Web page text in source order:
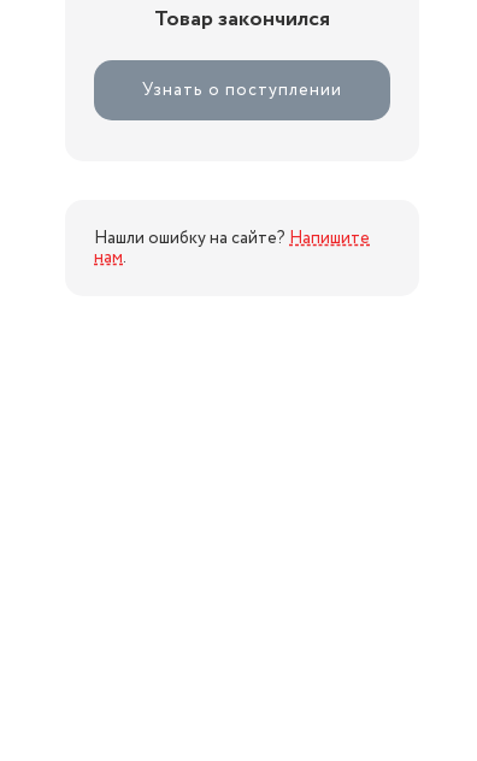
Товар закончился
Узнать о поступлении
Нашли ошибку на сайте? Напишите
нам.